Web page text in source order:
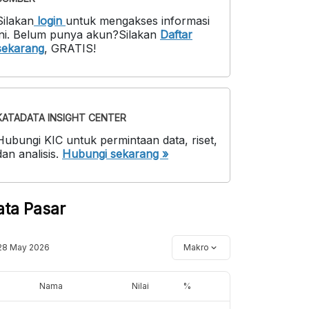
login untuk mengakses informasi
. Belum punya akun?Silakan Daftar
, GRATIS!
INSIGHT CENTER
KIC untuk permintaan data, riset,
analisis. Hubungi sekarang »
Pasar
May 2026 Makro
Nama Nilai %